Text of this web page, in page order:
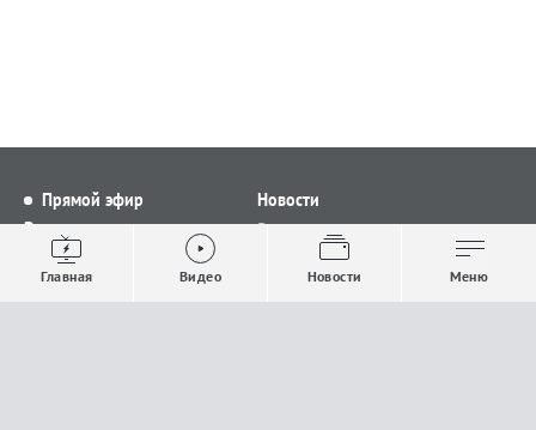
Прямой эфир
Видео
Выпуски новостей
Проекты
Новости
Все новости
Общество
Строительство и ЖКХ
Главная Видео Новости Меню